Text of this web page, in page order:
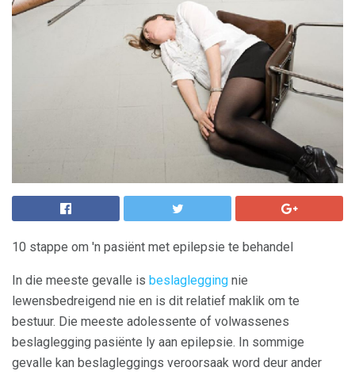
10 stappe om 'n pasiënt met epilepsie te behandel
In die meeste gevalle is beslaglegging nie
lewensbedreigend nie en is dit relatief maklik om te
bestuur. Die meeste adolessente of volwassenes
beslaglegging pasiënte ly aan epilepsie. In sommige
gevalle kan beslagleggings veroorsaak word deur ander